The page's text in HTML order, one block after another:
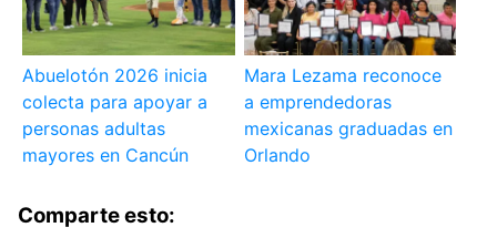
Abuelotón 2026 inicia
colecta para apoyar a
personas adultas
mayores en Cancún
Mara Lezama reconoce
a emprendedoras
mexicanas graduadas en
Orlando
Comparte esto: